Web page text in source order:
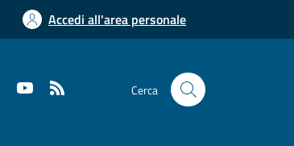
Accedi all'area personale
Cerca